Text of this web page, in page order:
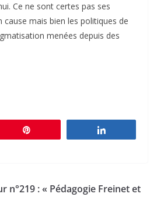
Ce ne sont certes pas ses
cause mais bien les politiques de
menées depuis des
n°219 : « Pédagogie Freinet et